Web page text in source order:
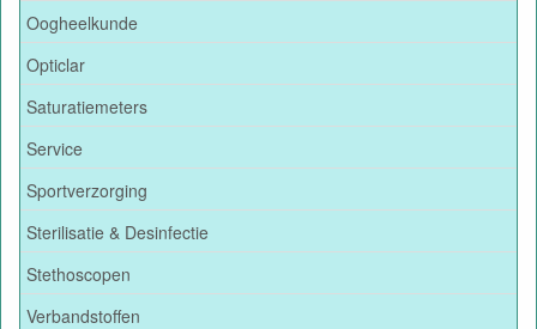
Oogheelkunde
Opticlar
Saturatiemeters
Service
Sportverzorging
Sterilisatie & Desinfectie
Stethoscopen
Verbandstoffen